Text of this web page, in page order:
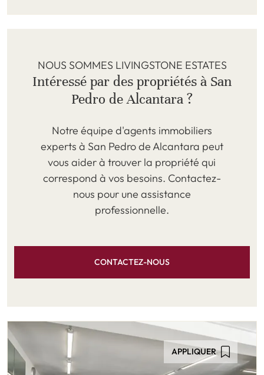
NOUS SOMMES LIVINGSTONE ESTATES
Intéressé par des propriétés à San
Pedro de Alcantara ?
Notre équipe d'agents immobiliers
experts à San Pedro de Alcantara peut
vous aider à trouver la propriété qui
correspond à vos besoins. Contactez-
nous pour une assistance
professionnelle.
CONTACTEZ-NOUS
APPLIQUER